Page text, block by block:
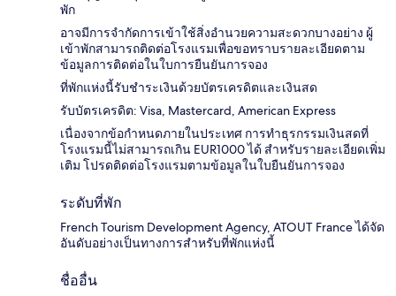
พัก
อาจมีการจำกัดการเข้าใช้สิ่งอำนวยความสะดวกบางอย่าง ผู้
เข้าพักสามารถติดต่อโรงแรมเพื่อขอทราบรายละเอียดตาม
ข้อมูลการติดต่อในใบการยืนยันการจอง
ที่พักแห่งนี้รับชำระเงินด้วยบัตรเครดิตและเงินสด
รับบัตรเครดิต: Visa, Mastercard, American Express
เนื่องจากข้อกำหนดภายในประเทศ การทำธุรกรรมเงินสดที่
โรงแรมนี้ไม่สามารถเกิน EUR1000 ได้ สำหรับรายละเอียดเพิ่ม
เติม โปรดติดต่อโรงแรมตามข้อมูลในใบยืนยันการจอง
ระดับที่พัก
French Tourism Development Agency, ATOUT France ได้จัด
อันดับอย่างเป็นทางการสำหรับที่พักแห่งนี้
ชื่ออื่น